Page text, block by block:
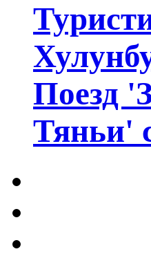
Поезд
Тяньи'